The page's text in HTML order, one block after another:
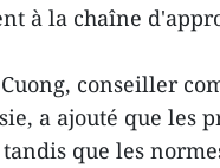
à la chaîne
conseiller
a ajouté que les
tandis que les